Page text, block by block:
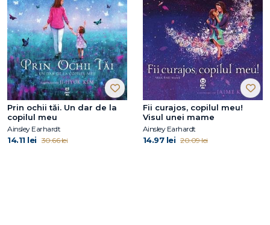
Prin ochii tăi. Un dar de la
copilul meu
Ainsley Earhardt
14.11 lei 30.66 lei
Fii curajos, copilul meu!
Visul unei mame
Ainsley Earhardt
14.97 lei 20.09 lei